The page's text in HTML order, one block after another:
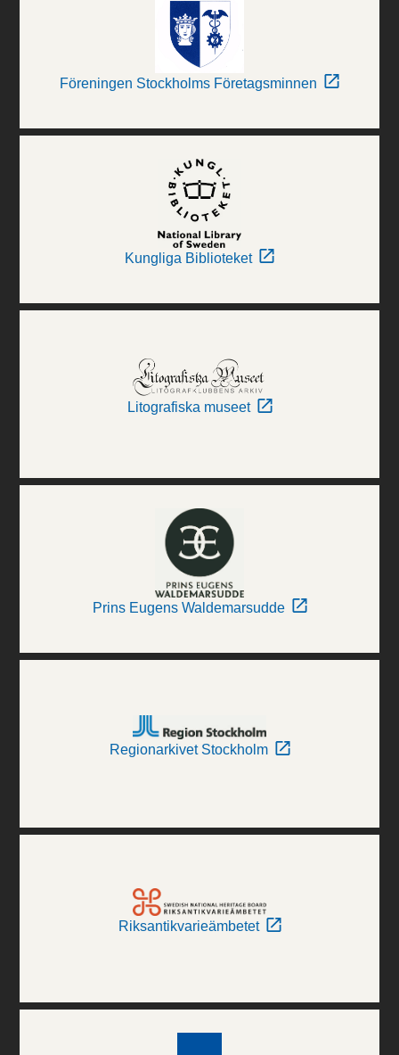
Föreningen Stockholms Företagsminnen
Kungliga Biblioteket
Litografiska museet
Prins Eugens Waldemarsudde
Regionarkivet Stockholm
Riksantikvarieämbetet